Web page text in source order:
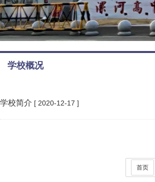
学校概况
学校简介 [ 2020-12-17 ]
首页